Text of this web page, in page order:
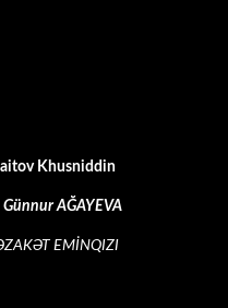
Khusniddin
Günnur AĞAYEVA
EMİNQIZI